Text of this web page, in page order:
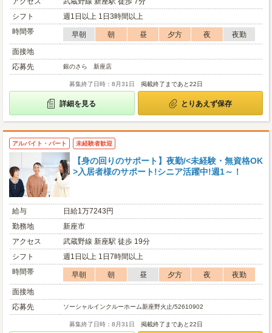
シフト
週1日以上 1日3時間以上
時間帯
早朝 朝 昼 夕方 夜
夜勤
面接地
応募先
銀のさら 新座店
募集終了日時：8月31日 掲載終了まであと22日
詳細を見る とりあえず保存
アルバイト・パート 未経験者歓迎
【身の回りのサポート】夜勤/<未経験・無資格OK
>入居者様のサポート!シニア活躍中!週1～！
給与
日給1万7243円
勤務地
新座市
アクセス
武蔵野線 新座駅 徒歩 19分
シフト
週1日以上 1日7時間以上
時間帯
早朝 朝 昼 夕方 夜
夜勤
面接地
応募先
ソーシャルインクルーホーム新座野火止/52610902
募集終了日時：8月31日 掲載終了まであと22日